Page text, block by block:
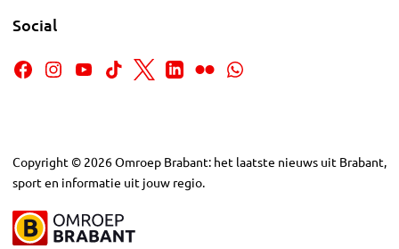
Social
Copyright © 2026Omroep Brabant: het laatste nieuws uit Brabant,
sport en informatie uit jouw regio.